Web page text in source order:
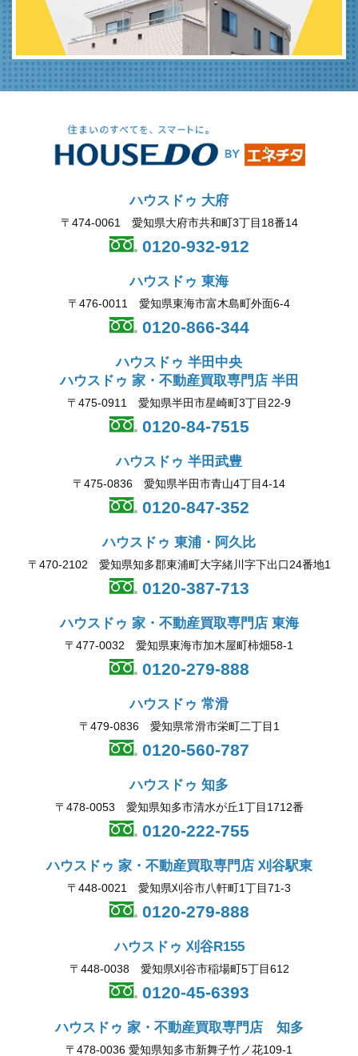
ハウスドゥ 大府
〒474-0061 愛知県大府市共和町3丁目18番14
0120-932-912
ハウスドゥ 東海
〒476-0011 愛知県東海市富木島町外面6-4
0120-866-344
ハウスドゥ 半田中央
ハウスドゥ 家・不動産買取専門店 半田
〒475-0911 愛知県半田市星崎町3丁目22-9
0120-84-7515
ハウスドゥ 半田武豊
〒475-0836 愛知県半田市青山4丁目4-14
0120-847-352
ハウスドゥ 東浦・阿久比
〒470-2102 愛知県知多郡東浦町大字緒川字下出口24番地1
0120-387-713
ハウスドゥ 家・不動産買取専門店 東海
〒477-0032 愛知県東海市加木屋町柿畑58-1
0120-279-888
ハウスドゥ 常滑
〒479-0836 愛知県常滑市栄町二丁目1
0120-560-787
ハウスドゥ 知多
〒478-0053 愛知県知多市清水が丘1丁目1712番
0120-222-755
ハウスドゥ 家・不動産買取専門店 刈谷駅東
〒448-0021 愛知県刈谷市八軒町1丁目71-3
0120-279-888
ハウスドゥ 刈谷R155
〒448-0038 愛知県刈谷市稲場町5丁目612
0120-45-6393
ハウスドゥ 家・不動産買取専門店 知多
〒478-0036 愛知県知多市新舞子竹ノ花109-1